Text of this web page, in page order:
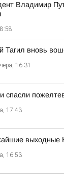
Владимир
Тагил вновь
16:31
спасли
17:43
выходные
16:53